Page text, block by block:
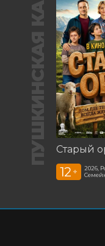
ПУШКИНСКАЯ КАРТА Старый
12 +
2026,